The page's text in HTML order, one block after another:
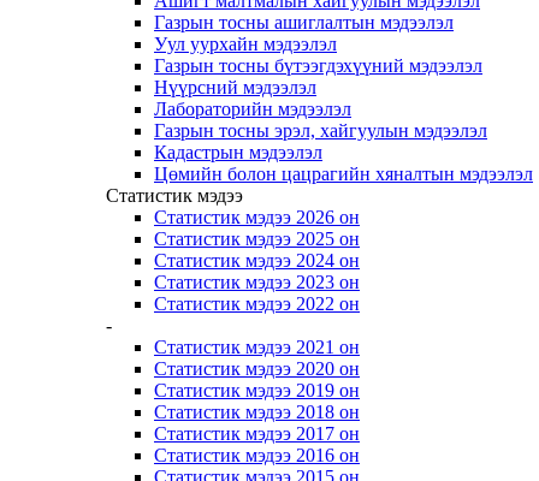
Газрын тосны ашиглалтын мэдээлэл
Уул уурхайн мэдээлэл
Газрын тосны бүтээгдэхүүний мэдээлэл
Нүүрсний мэдээлэл
Лабораторийн мэдээлэл
Газрын тосны эрэл, хайгуулын мэдээлэл
Кадастрын мэдээлэл
Цөмийн болон цацрагийн хяналтын мэдээлэл
Статистик мэдээ
Статистик мэдээ 2026 он
Статистик мэдээ 2025 он
Статистик мэдээ 2024 он
Статистик мэдээ 2023 он
Статистик мэдээ 2022 он
-
Статистик мэдээ 2021 он
Статистик мэдээ 2020 он
Статистик мэдээ 2019 он
Статистик мэдээ 2018 он
Статистик мэдээ 2017 он
Статистик мэдээ 2016 он
Статистик мэдээ 2015 он